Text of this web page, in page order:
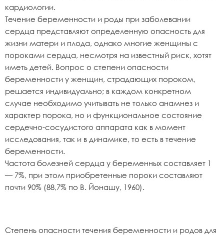
кардиологии.
Течение беременности и роды при заболевании
сердца представляют определенную опасность для
жизни матери и плода, однако многие женщины с
пороками сердца, несмотря на известный риск, хотят
иметь детей. Вопрос о степени опасности
беременности у женщин, страдающих пороком,
решается индивидуально; в каждом конкретном
случае необходимо учитывать не только анамнез и
характер порока, но и функциональное состояние
сердечно-сосудистого аппарата как в момент
исследования, так и в динамике, то есть в течение
беременности.
Частота болезней сердца у беременных составляет 1
— 7%, при этом приобретенные пороки составляют
почти 90% (88,7% по В. Йонашу, 1960).
Степень опасности течения беременности и родов для